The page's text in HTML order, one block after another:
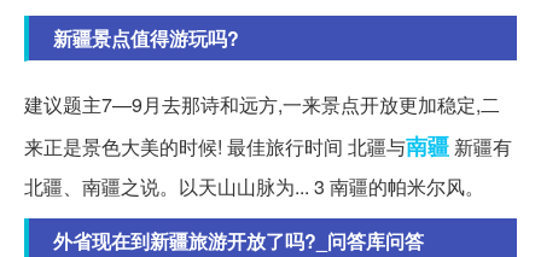
新疆景点值得游玩吗?
建议题主7—9月去那诗和远方,一来景点开放更加稳定,二
来正是景色大美的时候! 最佳旅行时间 北疆与南疆 新疆有
北疆、南疆之说。以天山山脉为... 3 南疆的帕米尔风。
外省现在到新疆旅游开放了吗?_问答库问答